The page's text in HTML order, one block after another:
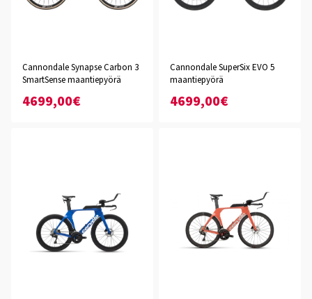
Cannondale Synapse Carbon 3
SmartSense maantiepyörä
4699,00€
Cannondale SuperSix EVO 5
maantiepyörä
4699,00€